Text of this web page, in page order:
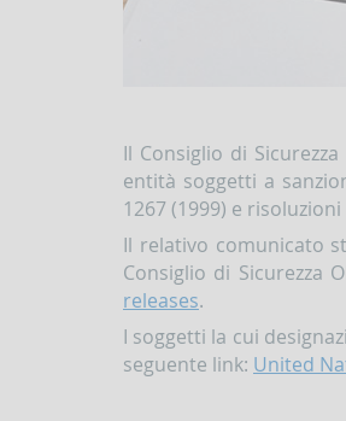
Il Consiglio di
entità soggetti a
1267 (1999) e
Il relativo comunicato
Consiglio di Sicurezza
releases.
I soggetti la cui
seguente link: United